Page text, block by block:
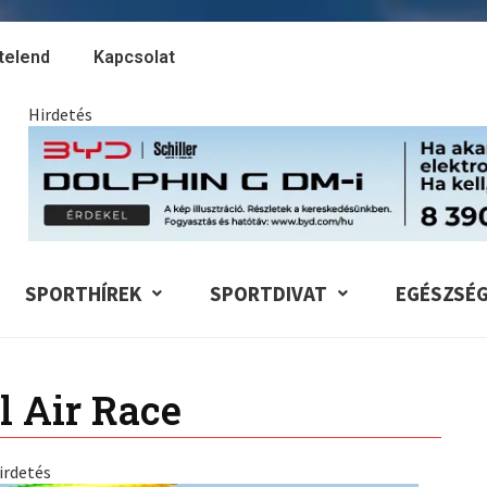
Kapcsolat
Hirdetés
SPORTHÍREK SPORTDIVAT EGÉSZSÉG
Air Race